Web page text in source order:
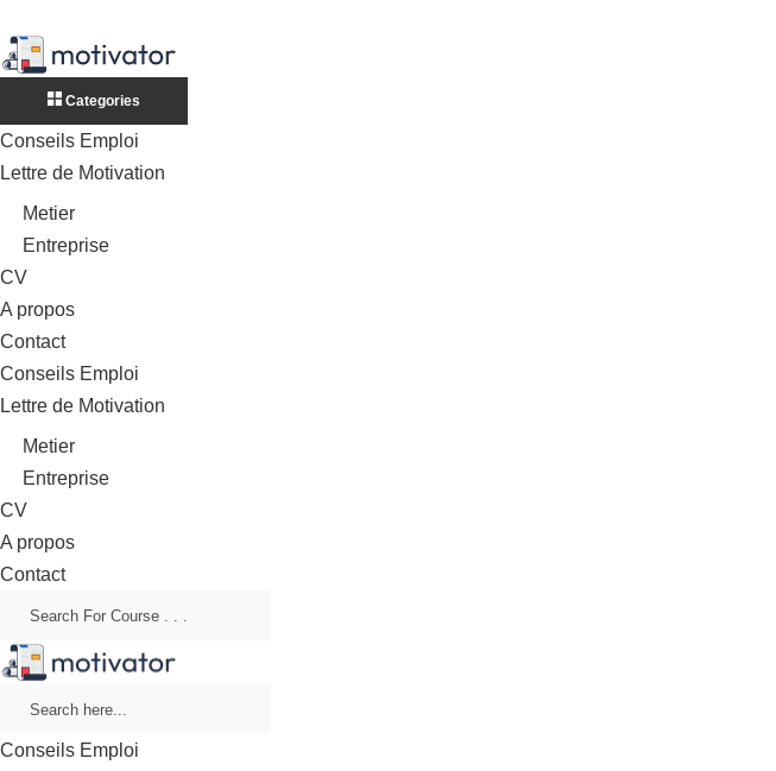
Categories
Conseils Emploi
Lettre de Motivation
Metier
Entreprise
CV
A propos
Contact
Conseils Emploi
Lettre de Motivation
Metier
Entreprise
CV
A propos
Contact
Conseils Emploi